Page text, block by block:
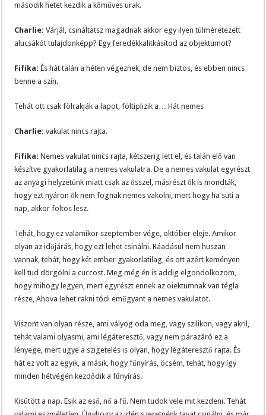
második hetet kezdik a kőműves urak.
Charlie: Várjál, csináltatsz magadnak akkor egy ilyen túlméretezett
alucsákót tulajdonképp? Egy feredékkalitkásítod az objektumot?
Fifika: És hát talán a héten végeznek, de nem biztos, és ebben nincs
benne a szín.
Tehát ott csak fölrakják a lapot, föltiplizik a… Hát nemes
Charlie: vakulat nincs rajta.
Fifika: Nemes vakulat nincs rajta, kétszerig lett el, és talán elő van
készítve gyakorlatilag a nemes vakulatra. De a nemes vakulat egyrészt
az anyagi helyzetünk miatt csak az ősszel, másrészt ők is mondták,
hogy ezt nyáron ők nem fognak nemes vakolni, mert hogy ha süti a
nap, akkor foltos lesz.
Tehát, hogy ez valamikor szeptember vége, október eleje. Amikor
olyan az időjárás, hogy ezt lehet csinálni. Ráadásul nem huszan
vannak, tehát, hogy két ember gyakorlatilag, és ott azért keményen
kell tud dörgölni a cuccost. Meg még én is addig elgondolkozom,
hogy mihogy legyen, mert egyrészt ennek az oiektumnak van tégla
része, Ahova lehet rakni tódi eműgyant a nemes vakulatot.
Viszont van olyan része, ami vályog oda meg, vagy szilikon, vagy akril,
tehát valami olyasmi, ami légáteresztő, vagy nem párazáró ez a
lényege, mert ugye a szigetelés is olyan, hogy légáteresztő rajta. És
hát ez volt az egyik, a másik, hogy fűnyírás, öcsém, tehát, hogy így
minden hétvégén kezdődik a fűnyírás.
Kisütött a nap. Esik az eső, nő a fű. Nem tudok vele mit kezdeni. Tehát